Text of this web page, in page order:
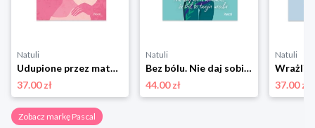
Natuli
Udupione przez matki Pascal
37.00 zł
Natuli
Bez bólu. Nie daj sobie wmówić, że ból to twoja uroda Pascal
44.00 zł
Natuli
37.00 zł
Zobacz markę Pascal